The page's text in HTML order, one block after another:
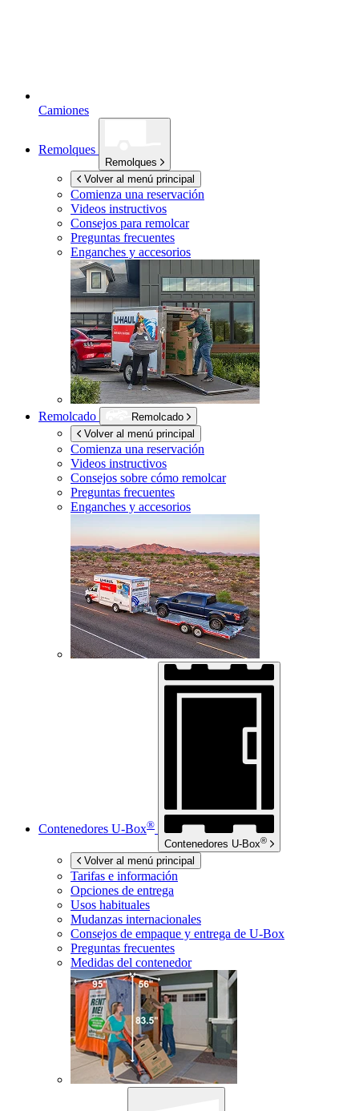
Camiones
Remolques
Remolques
Volver al menú principal
Comienza una reservación
Videos instructivos
Consejos para remolcar
Preguntas frecuentes
Enganches y accesorios
Remolcado
Remolcado
Volver al menú principal
Comienza una reservación
Videos instructivos
Consejos sobre cómo remolcar
Preguntas frecuentes
Enganches y accesorios
Contenedores U-Box®
Contenedores U-Box®
Volver al menú principal
Tarifas e información
Opciones de entrega
Usos habituales
Mudanzas internacionales
Consejos de empaque y entrega de U-Box
Preguntas frecuentes
Medidas del contenedor